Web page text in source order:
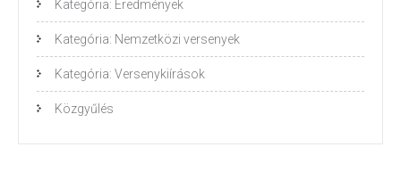
Kategória: Eredmények
Kategória: Nemzetközi versenyek
Kategória: Versenykiírások
Közgyűlés